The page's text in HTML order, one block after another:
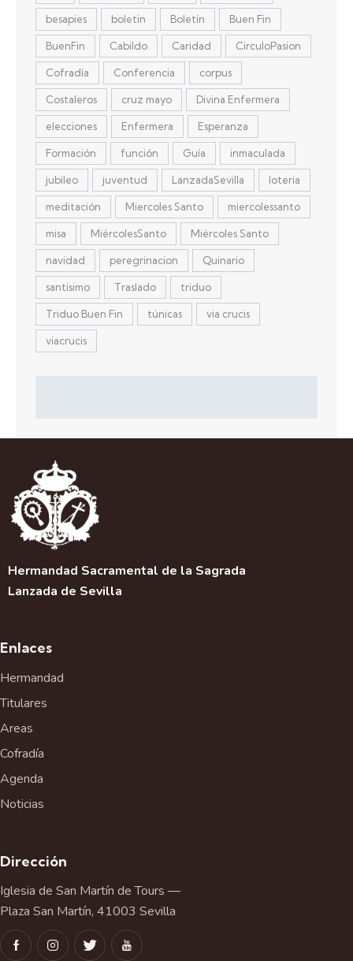
besapies boletin Boletín Buen Fin
BuenFin Cabildo Caridad CirculoPasion
Cofradía Conferencia corpus
Costaleros cruz mayo Divina Enfermera
elecciones Enfermera Esperanza
Formación función Guía inmaculada
jubileo juventud LanzadaSevilla loteria
meditación Miercoles Santo miercolessanto
misa MiércolesSanto Miércoles Santo
navidad peregrinacion Quinario
santísimo Traslado triduo
Triduo Buen Fin túnicas via crucis
viacrucis
Hermandad Sacramental de la Sagrada
Lanzada de Sevilla
Enlaces
Hermandad
Titulares
Areas
Cofradía
Agenda
Noticias
Dirección
Iglesia de San Martín de Tours —
Plaza San Martín, 41003 Sevilla